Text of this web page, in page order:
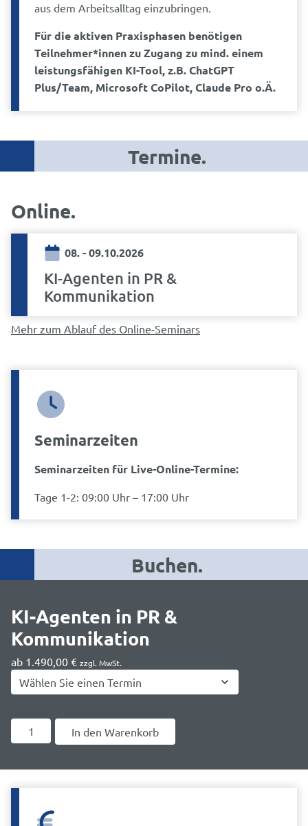
aus dem Arbeitsalltag einzubringen.
Für die aktiven Praxisphasen benötigen
Teilnehmer*innen zu Zugang zu mind. einem
leistungsfähigen KI-Tool, z.B. ChatGPT
Plus/Team, Microsoft CoPilot, Claude Pro o.Ä.
Termine.
Online
08. - 09.10.2026
KI-Agenten in PR &
Kommunikation
Mehr zum Ablauf des Online-Seminars
Seminarzeiten
Seminarzeiten für Live-Online-Termine:
Tage 1-2: 09:00 Uhr – 17:00 Uhr
Buchen.
KI-Agenten in PR &
Kommunikation
ab 1.490,00 € zzgl. MwSt.
Agenten
&
Kommunikation
In den Warenkorb